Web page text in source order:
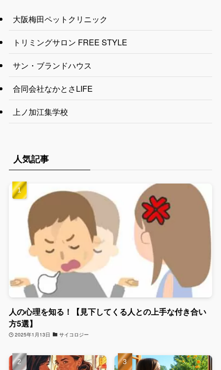
大阪梅田ペットクリニック
トリミングサロン FREE STYLE
サン・ブランドハウス
合同会社なかとさLIFE
上ノ加江集学校
人気記事
人の心理を知る！【見下してくる人との上手な付き合い
方5選】
2025年1月13日 サイコロジー